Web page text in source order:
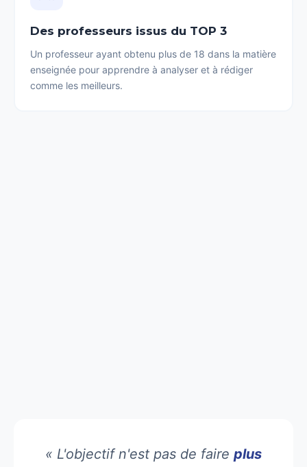
Des professeurs issus du TOP 3
Un professeur ayant obtenu plus de 18 dans la matière
enseignée pour apprendre à analyser et à rédiger
comme les meilleurs.
« L'objectif n'est pas de faire plus